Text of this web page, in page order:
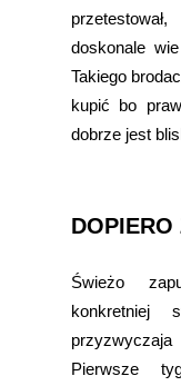
doskonale
Takiego
kupić bo
dobrze jest
DOPIERO
Świeżo
konkretniej
Pierwsze